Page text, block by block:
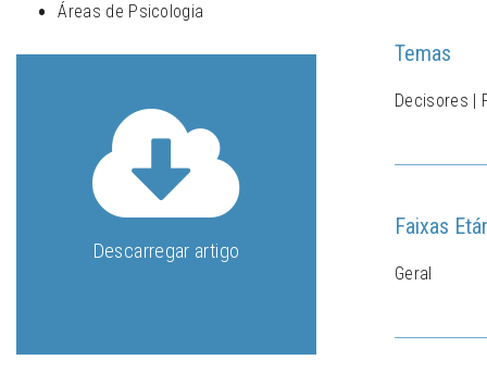
Áreas de Psicologia
Descarregar artigo
Temas
Decisores |
Faixas
Geral